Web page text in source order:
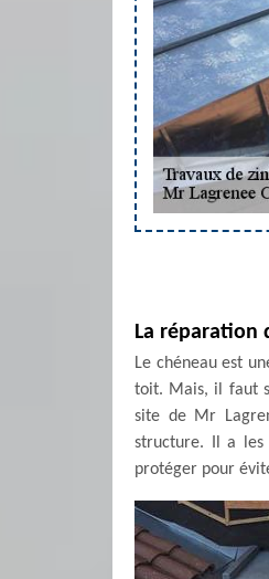
La réparation
Le chéneau est
toit. Mais, il faut
site de Mr
structure. Il a les
protéger pour